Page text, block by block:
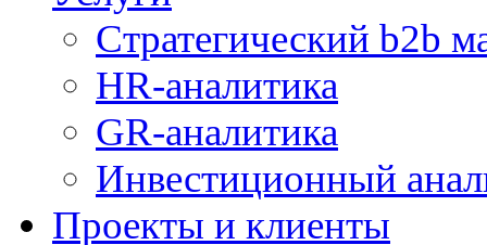
Стратегический b2b
HR-аналитика
GR-аналитика
Инвестиционный
Проекты и клиенты